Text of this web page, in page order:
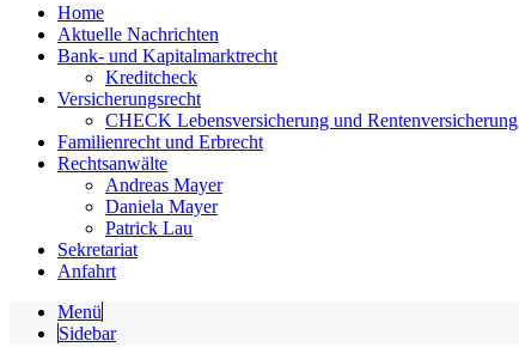
Home
Aktuelle Nachrichten
Bank- und Kapitalmarktrecht
Kreditcheck
Versicherungsrecht
CHECK Lebensversicherung und Rentenversicherung
Familienrecht und Erbrecht
Rechtsanwälte
Andreas Mayer
Daniela Mayer
Patrick Lau
Sekretariat
Anfahrt
Menü
Sidebar